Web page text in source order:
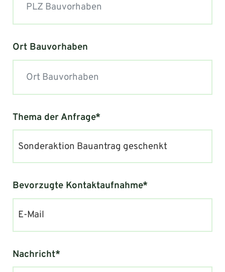
Ort Bauvorhaben
Thema der Anfrage*
Sonderaktion Bauantrag geschenkt
Bevorzugte Kontaktaufnahme*
E-Mail
Nachricht*